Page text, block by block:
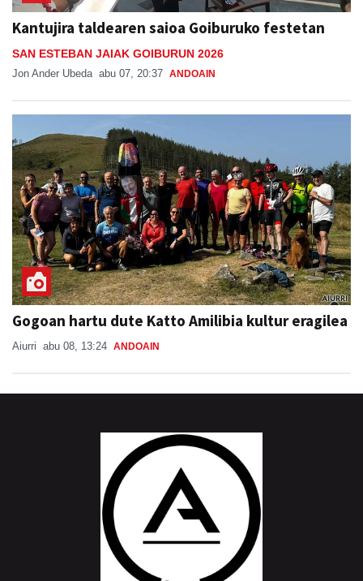
Kantujira taldearen saioa Goiburuko festetan
SAN ESTEBAN JAIAK GOIBURUN 2026
Jon Ander Ubeda abu 07, 20:37 ANDOAIN
Gogoan hartu dute Katto Amilibia kultur eragilea
Aiurri abu 08, 13:24 ANDOAIN